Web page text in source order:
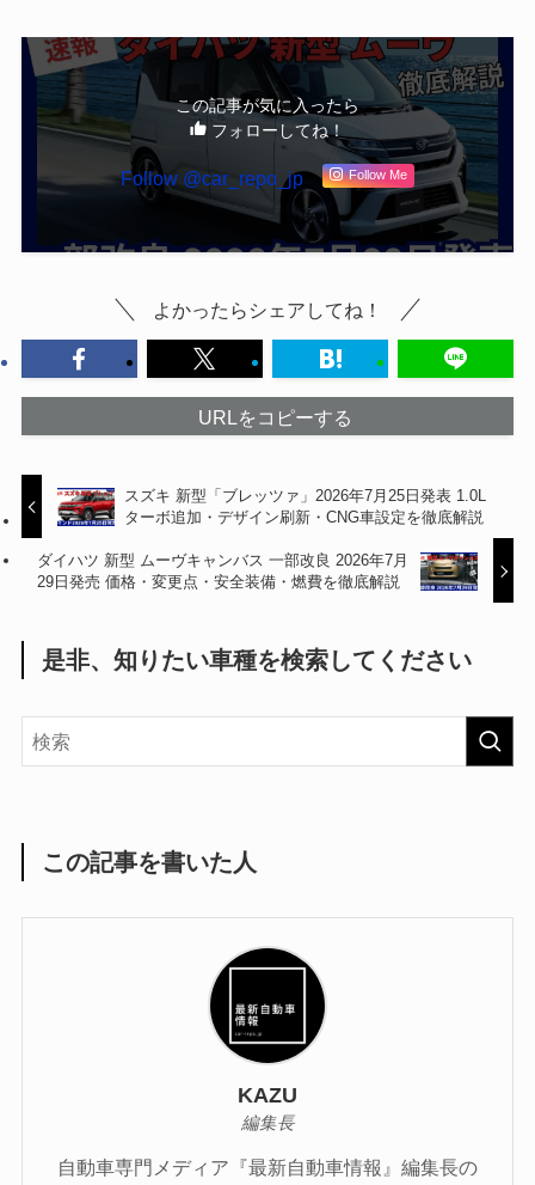
この記事が気に入ったら
フォローしてね！
Follow @car_repo_jp Follow Me
よかったらシェアしてね！
URLをコピーする
スズキ 新型「ブレッツァ」2026年7月25日発表 1.0L
ターボ追加・デザイン刷新・CNG車設定を徹底解説
ダイハツ 新型 ムーヴキャンバス 一部改良 2026年7月
29日発売 価格・変更点・安全装備・燃費を徹底解説
是非、知りたい車種を検索してください
この記事を書いた人
KAZU
編集長
自動車専門メディア『最新自動車情報』編集長の